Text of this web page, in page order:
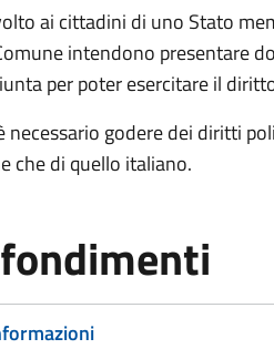
ai cittadini di uno Stato
intendono presentare
per poter esercitare il
necessario godere dei diritti
che di quello italiano.